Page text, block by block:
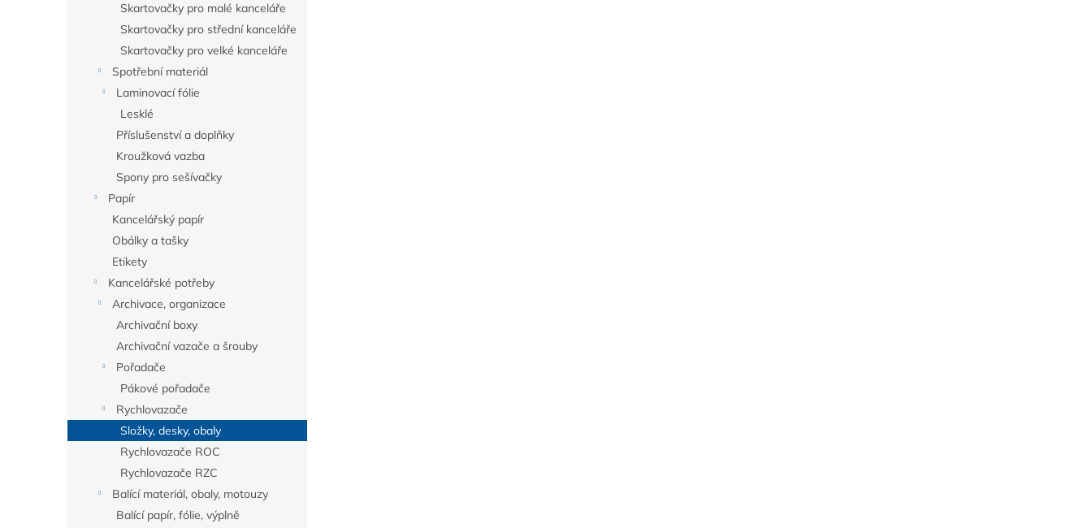
Skartovačky pro malé kanceláře
Skartovačky pro střední kanceláře
Skartovačky pro velké kanceláře
Spotřební materiál
Laminovací fólie
Lesklé
Příslušenství a doplňky
Kroužková vazba
Spony pro sešívačky
Papír
Kancelářský papír
Obálky a tašky
Etikety
Kancelářské potřeby
Archivace, organizace
Archivační boxy
Archivační vazače a šrouby
Pořadače
Pákové pořadače
Rychlovazače
Složky, desky, obaly
Rychlovazače ROC
Rychlovazače RZC
Balící materiál, obaly, motouzy
Balící papír, fólie, výplně